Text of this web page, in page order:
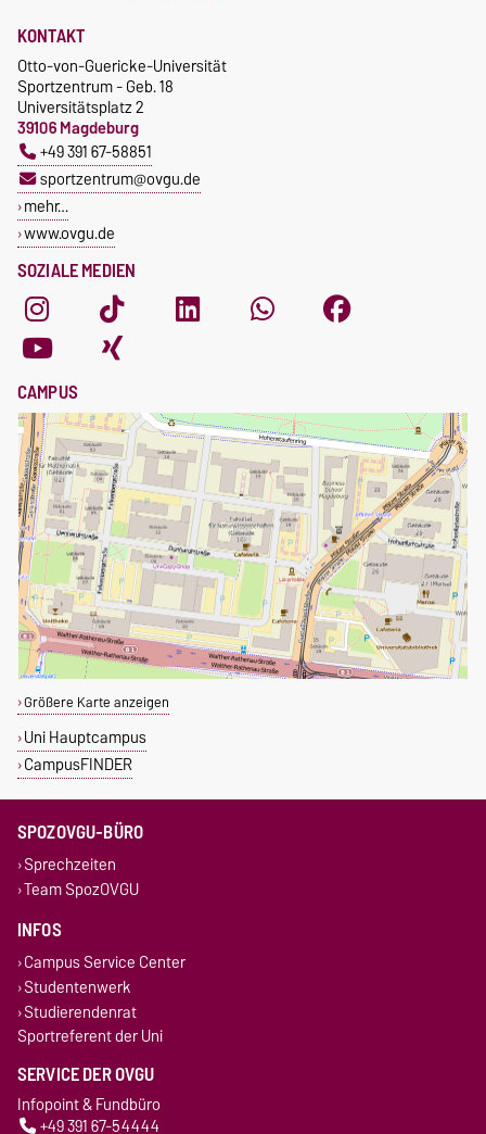
SOZIALE MEDIEN
KONTAKT
Otto-von-Guericke-Universität
Sportzentrum - Geb. 18
Universitätsplatz 2
39106 Magdeburg
+49 391 67-58851
sportzentrum@ovgu.de
mehr…
www.ovgu.de
CAMPUS
Größere Karte anzeigen
Uni Hauptcampus
CampusFINDER
SPOZOVGU-BÜRO
Sprechzeiten
Team SpozOVGU
INFOS
Campus Service Center
Studentenwerk
Studierendenrat
Sportreferent der Uni
SERVICE DER OVGU
Infopoint & Fundbüro
+49 391 67-54444